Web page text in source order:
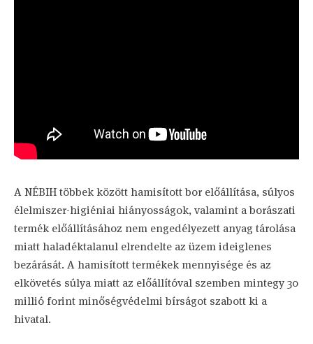
A NÉBIH többek között hamisított bor előállítása, súlyos
élelmiszer-higiéniai hiányosságok, valamint a borászati
termék előállításához nem engedélyezett anyag tárolása
miatt haladéktalanul elrendelte az üzem ideiglenes
bezárását. A hamisított termékek mennyisége és az
elkövetés súlya miatt az előállítóval szemben mintegy 30
millió forint minőségvédelmi bírságot szabott ki a
hivatal.